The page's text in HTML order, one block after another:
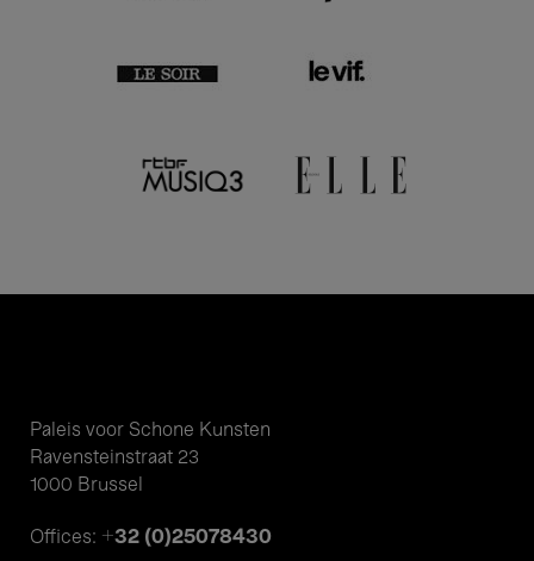
Paleis voor Schone Kunsten
Ravensteinstraat 23
1000 Brussel
Offices: +32 (0)25078430